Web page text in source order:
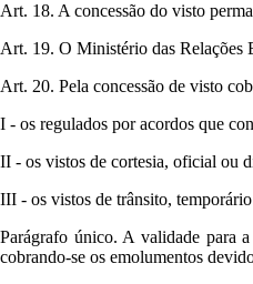
Art. 18. A concessão do visto
Art. 19. O Ministério das Relações
Art. 20. Pela concessão de visto
I - os regulados por acordos que
II - os vistos de cortesia, oficial ou
III - os vistos de trânsito,
Parágrafo único. A validade para
cobrando-se os emolumentos